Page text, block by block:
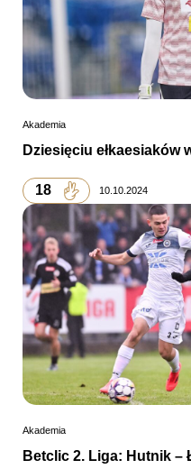
Akademia
Dziesięciu ełkaesiaków
18 10.10.2024
Akademia
Betclic 2. Liga: Hutnik –